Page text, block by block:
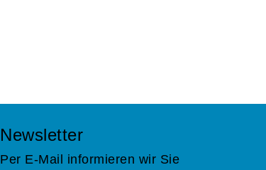
Newsletter
Per E-Mail informieren wir Sie